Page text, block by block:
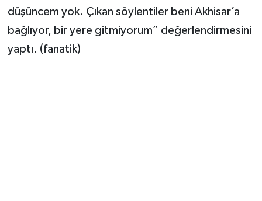
düşüncem yok. Çıkan söylentiler beni Akhisar’a
bağlıyor, bir yere gitmiyorum” değerlendirmesini
yaptı. (fanatik)